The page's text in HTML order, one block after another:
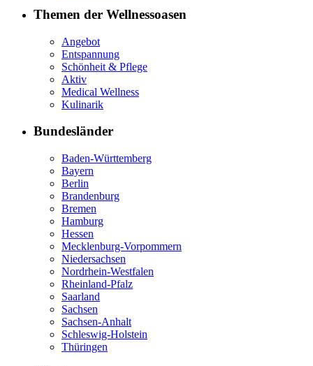
Themen der Wellnessoasen
Angebot
Entspannung
Schönheit & Pflege
Aktiv
Medical Wellness
Kulinarik
Bundesländer
Baden-Württemberg
Bayern
Berlin
Brandenburg
Bremen
Hamburg
Hessen
Mecklenburg-Vorpommern
Niedersachsen
Nordrhein-Westfalen
Rheinland-Pfalz
Saarland
Sachsen
Sachsen-Anhalt
Schleswig-Holstein
Thüringen